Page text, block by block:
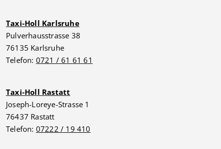
Taxi-Holl Karlsruhe
Pulverhausstrasse 38
76135 Karlsruhe
Telefon: 0721 / 61 61 61
Taxi-Holl Rastatt
Joseph-Loreye-Strasse 1
76437 Rastatt
Telefon: 07222 / 19 410